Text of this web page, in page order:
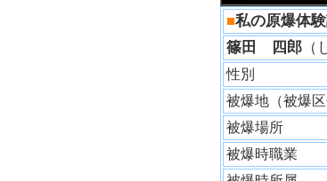
■私の原爆体
篠田 四郎
性別
被爆地（被爆区
被爆場所
被爆時職業